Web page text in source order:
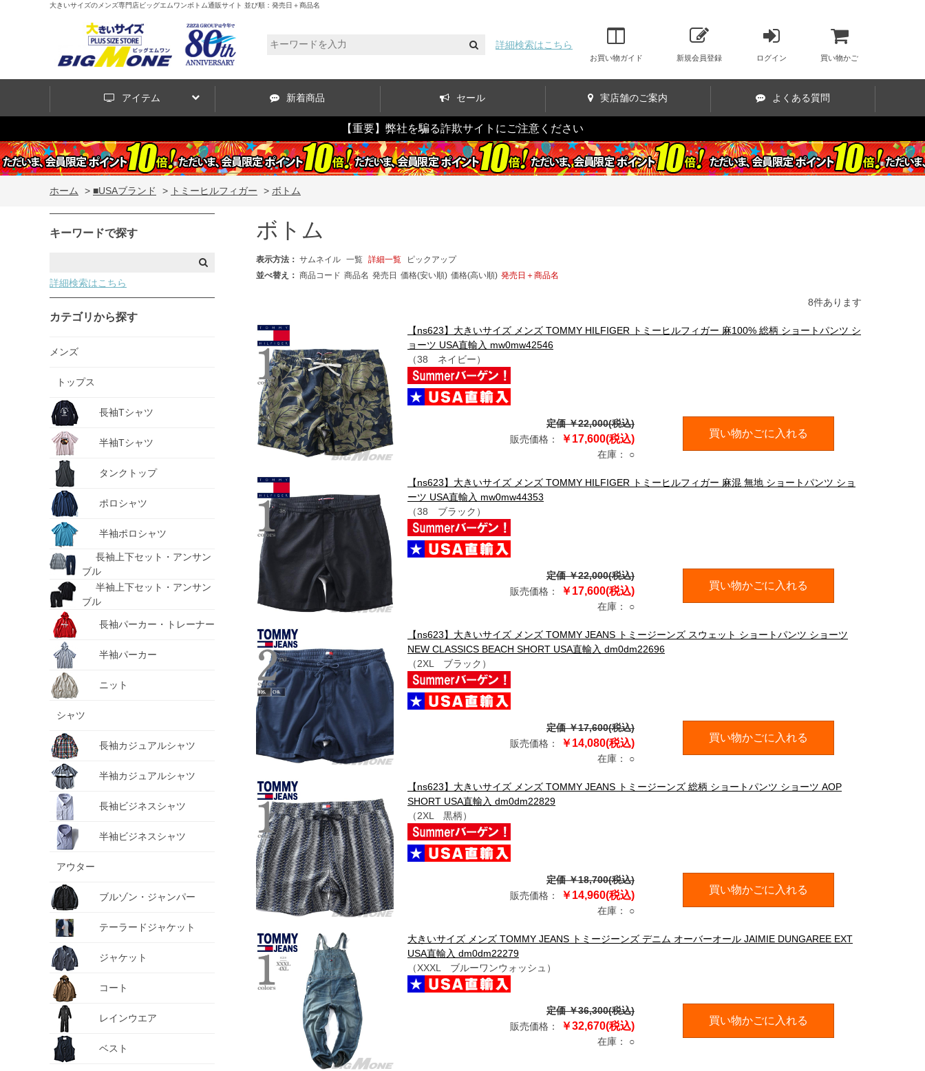
大きいサイズのメンズ専門店ビッグエムワンボトム通販サイト 並び順：発売日＋商品名
詳細検索はこちら
お買い物ガイド 新規会員登録 ログイン 買い物かご
アイテム 新着商品 セール 実店舗のご案内 よくある質問
【重要】弊社を騙る詐欺サイトにご注意ください
ホーム > ■USAブランド > トミーヒルフィガー > ボトム
キーワードで探す
詳細検索はこちら
カテゴリから探す
メンズ
トップス
長袖Tシャツ
半袖Tシャツ
タンクトップ
ポロシャツ
半袖ポロシャツ
長袖上下セット・アンサン
ブル
半袖上下セット・アンサン
ブル
長袖パーカー・トレーナー
半袖パーカー
ニット
シャツ
長袖カジュアルシャツ
半袖カジュアルシャツ
長袖ビジネスシャツ
半袖ビジネスシャツ
アウター
ブルゾン・ジャンパー
テーラードジャケット
ジャケット
コート
レインウエア
ベスト
ボトム
表示方法： サムネイル 一覧 詳細一覧
ピックアップ
並べ替え： 商品コード 商品名 発売日 価格(安い順) 価格(高い順) 発売日＋商品名
8件あります
【ns623】大きいサイズ メンズ TOMMY HILFIGER トミーヒルフィガー 麻100% 総柄 ショートパンツ シ
ョーツ USA直輸入 mw0mw42546
（38 ネイビー）
定価 ￥22,000(税込)
販売価格：
￥17,600(税込)
在庫： ○
買い物かごに入れる
【ns623】大きいサイズ メンズ TOMMY HILFIGER トミーヒルフィガー 麻混 無地 ショートパンツ ショ
ーツ USA直輸入 mw0mw44353
（38 ブラック）
定価 ￥22,000(税込)
販売価格：
￥17,600(税込)
在庫： ○
買い物かごに入れる
【ns623】大きいサイズ メンズ TOMMY JEANS トミージーンズ スウェット ショートパンツ ショーツ
NEW CLASSICS BEACH SHORT USA直輸入 dm0dm22696
（2XL ブラック）
定価 ￥17,600(税込)
販売価格：
￥14,080(税込)
在庫： ○
買い物かごに入れる
【ns623】大きいサイズ メンズ TOMMY JEANS トミージーンズ 総柄 ショートパンツ ショーツ AOP
SHORT USA直輸入 dm0dm22829
（2XL 黒柄）
定価 ￥18,700(税込)
販売価格：
￥14,960(税込)
在庫： ○
買い物かごに入れる
大きいサイズ メンズ TOMMY JEANS トミージーンズ デニム オーバーオール JAIMIE DUNGAREE EXT
USA直輸入 dm0dm22279
（XXXL ブルーワンウォッシュ）
定価 ￥36,300(税込)
販売価格：
￥32,670(税込)
在庫： ○
買い物かごに入れる